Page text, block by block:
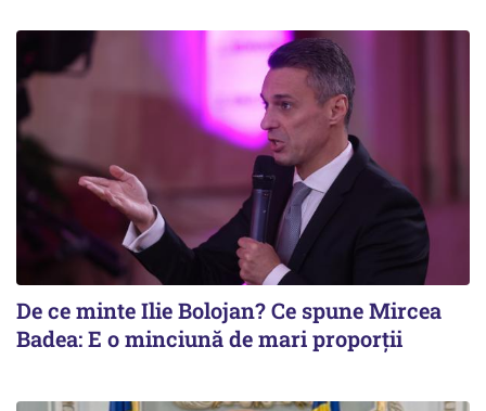
De ce minte Ilie Bolojan? Ce spune Mircea
Badea: E o minciună de mari proporții